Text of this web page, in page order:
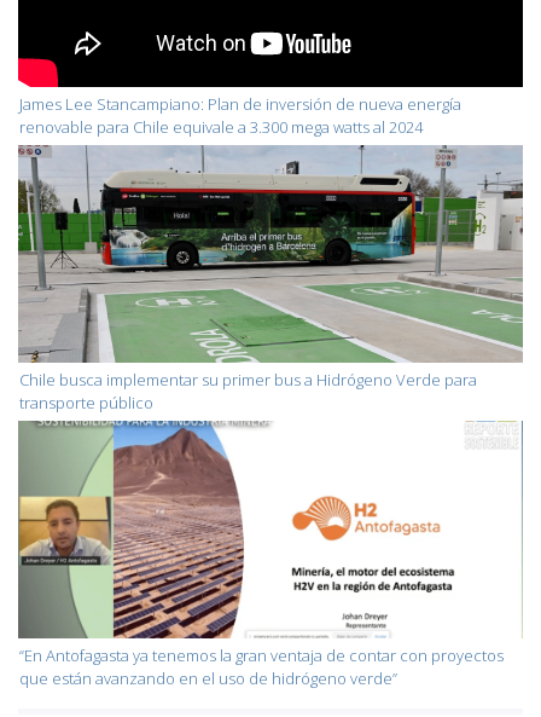
James Lee Stancampiano: Plan de inversión de nueva energía
renovable para Chile equivale a 3.300 mega watts al 2024
Chile busca implementar su primer bus a Hidrógeno Verde para
transporte público
“En Antofagasta ya tenemos la gran ventaja de contar con proyectos
que están avanzando en el uso de hidrógeno verde”